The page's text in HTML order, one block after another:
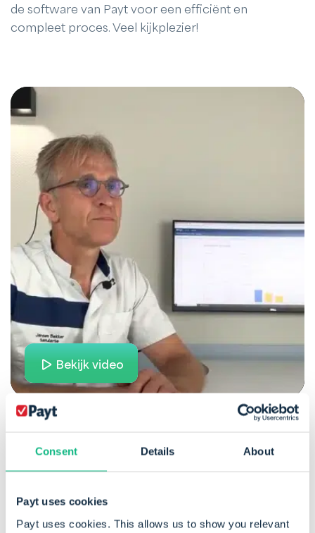
Consent Details About
Payt uses cookies
Payt uses cookies. This allows us to show you relevant
de software van Payt voor een efficiënt en
compleet proces. Veel kijkplezier!
Bekijk video